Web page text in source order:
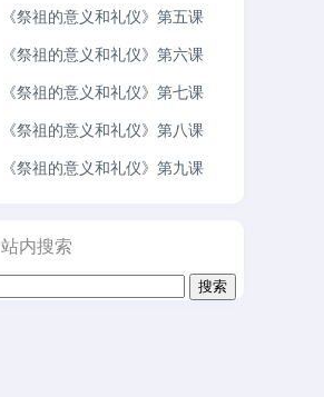
《祭祖的意义和礼仪》第五课
《祭祖的意义和礼仪》第六课
《祭祖的意义和礼仪》第七课
《祭祖的意义和礼仪》第八课
《祭祖的意义和礼仪》第九课
站内搜索